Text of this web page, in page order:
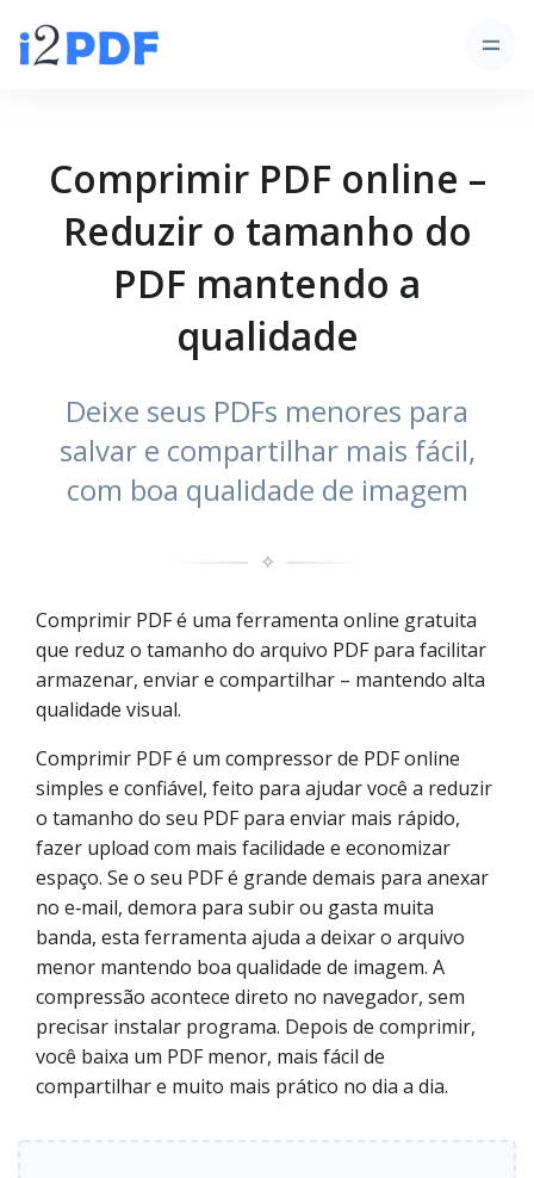
Comprimir PDF online –
Reduzir o tamanho do
PDF mantendo a
qualidade
Deixe seus PDFs menores para
salvar e compartilhar mais fácil,
com boa qualidade de imagem
✧
Comprimir PDF é uma ferramenta online gratuita
que reduz o tamanho do arquivo PDF para facilitar
armazenar, enviar e compartilhar – mantendo alta
qualidade visual.
Comprimir PDF é um compressor de PDF online
simples e confiável, feito para ajudar você a reduzir
o tamanho do seu PDF para enviar mais rápido,
fazer upload com mais facilidade e economizar
espaço. Se o seu PDF é grande demais para anexar
no e‑mail, demora para subir ou gasta muita
banda, esta ferramenta ajuda a deixar o arquivo
menor mantendo boa qualidade de imagem. A
compressão acontece direto no navegador, sem
precisar instalar programa. Depois de comprimir,
você baixa um PDF menor, mais fácil de
compartilhar e muito mais prático no dia a dia.